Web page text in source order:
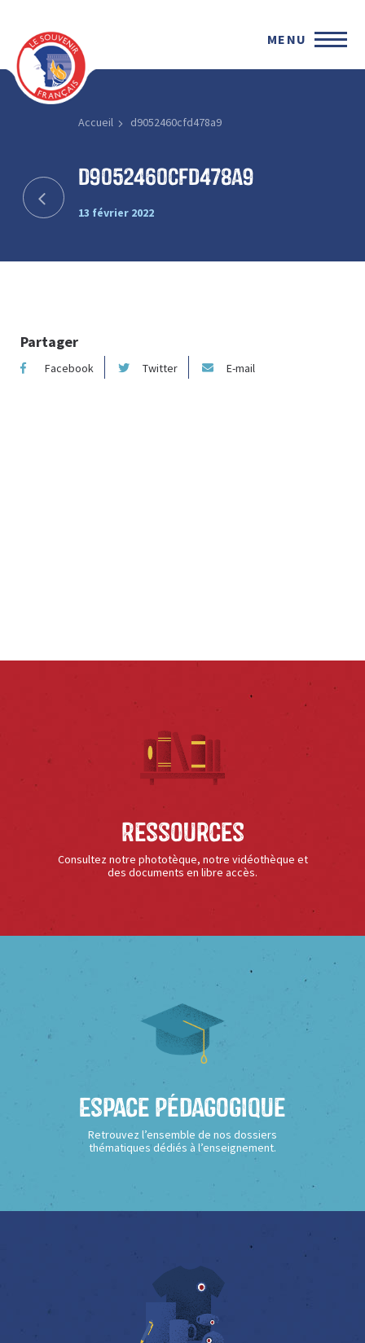
MENU
Accueil d9052460cfd478a9
d9052460cfd478a9
13 février 2022
Partager
Facebook Twitter E-mail
Ressources
Consultez notre phototèque, notre vidéothèque et
des documents en libre accès.
Espace Pédagogique
Retrouvez l’ensemble de nos dossiers
thématiques dédiés à l’enseignement.